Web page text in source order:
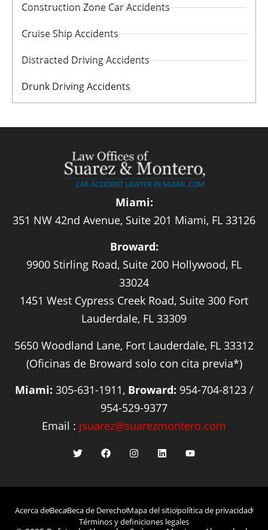
Construction Zone Car Accidents
Cruise Ship Accidents
Distracted Driving Accidents
Drunk Driving Accidents
Miami:
351 NW 42nd Avenue, Suite 201 Miami, FL 33126
Broward:
9900 Stirling Road, Suite 200 Hollywood, FL
33024
1451 West Cypress Creek Road, Suite 300 Fort
Lauderdale, FL 33309
5650 Woodland Lane, Fort Lauderdale, FL 33312
(Oficinas de Broward solo con cita previa*)
Miami: 305-631-1911, Broward: 954-704-8123 /
954-529-9377
Email : jsuarez@suarezmontero.com
Acerca deBecaBeca de DerechoMapa del sitiopolítica de privacidad
Términos y definiciones legales